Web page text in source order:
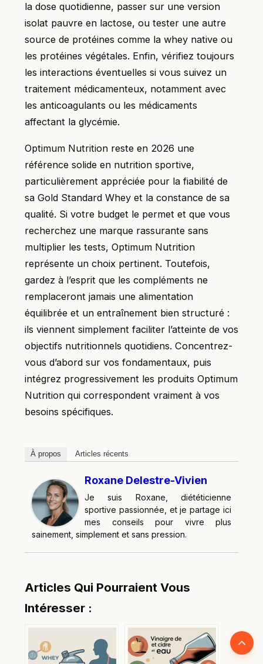
la dose quotidienne, passer sur une version
isolat pauvre en lactose, ou tester une autre
source de protéines comme la whey native ou
les protéines végétales. Enfin, vérifiez toujours
les interactions éventuelles si vous suivez un
traitement médicamenteux, notamment avec
les anticoagulants ou les médicaments
affectant la glycémie.
Optimum Nutrition reste en 2026 une
référence solide en nutrition sportive,
particulièrement appréciée pour la fiabilité de
sa Gold Standard Whey et la constance de sa
qualité. Si votre budget le permet et que vous
recherchez une marque rassurante sans
multiplier les tests, Optimum Nutrition
représente un choix pertinent. Toutefois,
gardez à l’esprit que les compléments ne
remplaceront jamais une alimentation
équilibrée et un entraînement bien structuré :
ils viennent simplement faciliter l’atteinte de vos
objectifs nutritionnels quotidiens. Concentrez-
vous d’abord sur vos fondamentaux, puis
intégrez progressivement les produits Optimum
Nutrition qui correspondent vraiment à vos
besoins spécifiques.
À propos Articles récents
Roxane Delestre-Vivien
Je suis Roxane, diététicienne
sportive passionnée, et je partage ici
mes conseils pour vivre plus
sainement, simplement et sans pression.
Articles Qui Pourraient Vous
Intéresser :